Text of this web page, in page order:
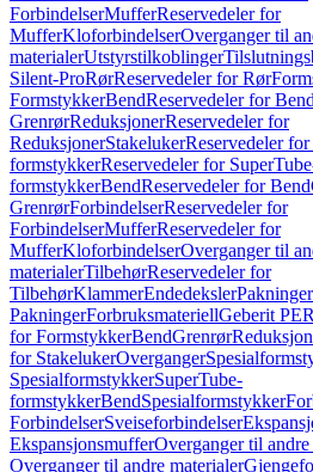
ForbindelserMufferReservedeler for
MufferKloforbindelserOverganger til
materialerUtstyrstilkoblinger
Silent-ProRørReservedeler for Rør
FormstykkerBendReservedeler for Bend
GrenrørReduksjonerReservedeler for
ReduksjonerStakelukerReservedeler
formstykkerReservedeler for
formstykkerBendReservedeler for Bend
GrenrørForbindelserReservedeler for
ForbindelserMufferReservedeler for
MufferKloforbindelserOverganger til
materialerTilbehørReservedeler for
TilbehørKlammerEndedekslerPakninger
PakningerForbruksmateriellGeberit PE
for FormstykkerBendGrenrør
for StakelukerOverganger
SpesialformstykkerSuperTube-
formstykkerBendSpesialformstykker
ForbindelserSveiseforbindelser
EkspansjonsmufferOverganger til
Overganger til andre materialer